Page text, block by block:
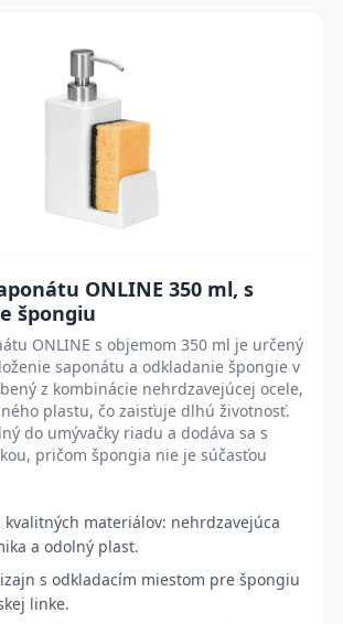
ONLINE 350 ml, s
špongiu
ONLINE s objemom 350 ml je určený
saponátu a odkladanie špongie v
z kombinácie nehrdzavejúcej ocele,
plastu, čo zaisťuje dlhú životnosť.
do umývačky riadu a dodáva sa s
pričom špongia nie je súčasťou
kvalitných materiálov: nehrdzavejúca
a odolný plast.
s odkladacím miestom pre špongiu
linke.